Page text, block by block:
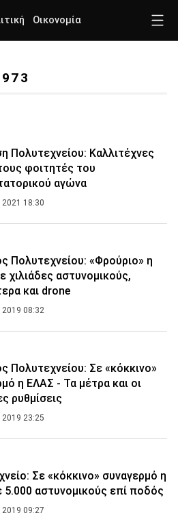
Οικονομία
Πολυτεχνείου: Καλλιτέχνες
φοιτητές του
αγώνα
18:30
Πολυτεχνείου: «Φρούριο» η
χιλιάδες αστυνομικούς,
και drone
2019 08:32
Πολυτεχνείου: Σε «κόκκινο»
η ΕΛΑΣ - Τα μέτρα και οι
ρυθμίσεις
23:25
Σε «κόκκινο» συναγερμό η
5.000 αστυνομικούς επί ποδός
09:27